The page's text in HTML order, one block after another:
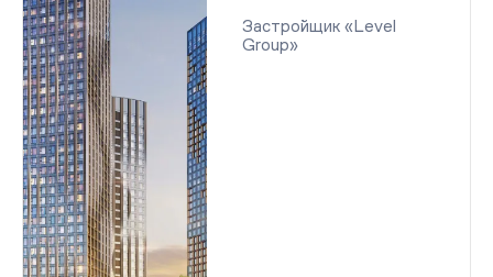
Застройщик «Level
Group»